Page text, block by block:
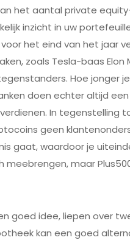
het aantal private
inzicht in uw
het eind van het jaar
zoals Tesla-baas Elon
Hoe jonger
doen echter altijd
In tegenstelling
geen
gaat, waardoor je
meebrengen, maar
goed idee, liepen over
kan een goed